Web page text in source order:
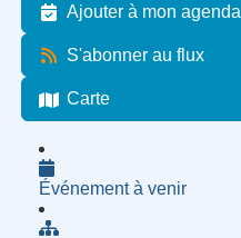
Ajouter à mon agenda
S'abonner au flux
Carte
Événement à venir